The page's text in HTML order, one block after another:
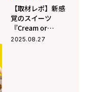
【取材レポ】新感
覚のスイーツ
『Cream or
Cruller（クリーム
2025.08.27